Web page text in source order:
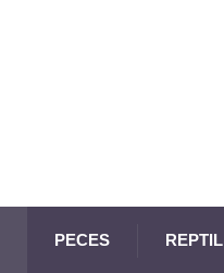
PECES